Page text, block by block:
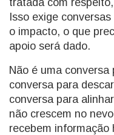
tratada com
Isso exige
o impacto, o que
apoio será dado.
Não é uma conversa
conversa para
conversa para
não crescem no
recebem